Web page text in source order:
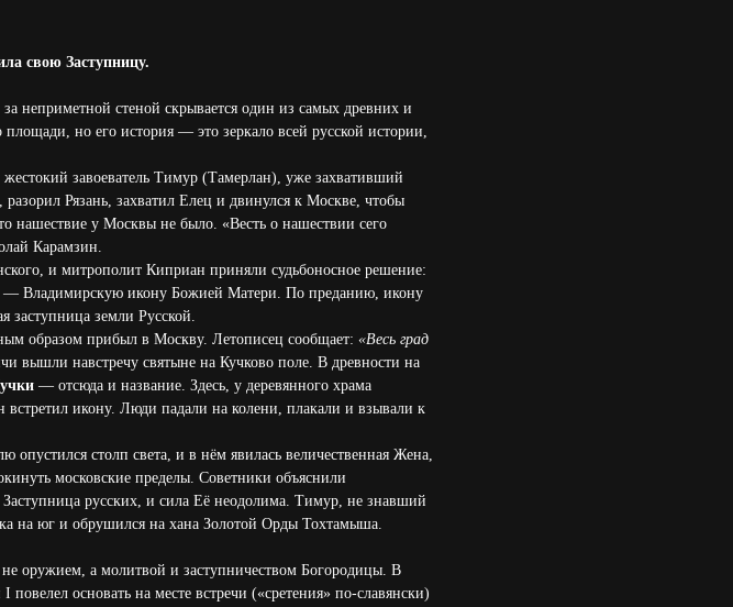
свою Заступницу.
неприметной стеной скрывается один из самых древних и
но его история — это зеркало всей русской истории,
завоеватель Тимур (Тамерлан), уже захвативший
Рязань, захватил Елец и двинулся к Москве, чтобы
нашествие у Москвы не было. «Весть о нашествии сего
Карамзин.
и митрополит Киприан приняли судьбоносное решение:
— Владимирскую икону Божией Матери. По преданию, икону
заступница земли Русской.
образом прибыл в Москву. Летописец сообщает: «Весь град
вышли навстречу святыне на Кучково поле. В древности на
— отсюда и название. Здесь, у деревянного храма
икону. Люди падали на колени, плакали и взывали к
столп света, и в нём явилась величественная Жена,
московские пределы. Советники объяснили
русских, и сила Её неодолима. Тимур, не знавший
на юг и обрушился на хана Золотой Орды Тохтамыша.
оружием, а молитвой и заступничеством Богородицы. В
повелел основать на месте встречи («сретения» по-славянски)